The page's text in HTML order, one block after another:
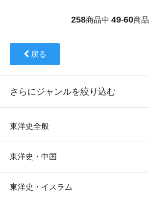
258商品中 49-60商品
戻る
さらにジャンルを絞り込む
東洋史全般
東洋史・中国
東洋史・イスラム